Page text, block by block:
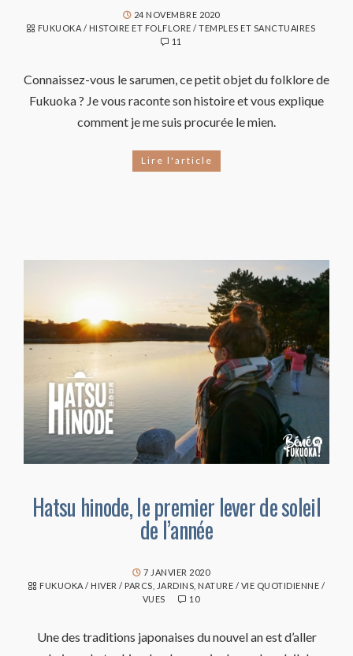
24 NOVEMBRE 2020
FUKUOKA / HISTOIRE ET FOLFLORE /TEMPLES ET SANCTUAIRES
11
Connaissez-vous le sarumen, ce petit objet du folklore de
Fukuoka ? Je vous raconte son histoire et vous explique
comment je me suis procurée le mien.
Lire l'article
Hatsu hinode, le premier lever de soleil
de l’année
7 JANVIER 2020
FUKUOKA / HIVER / PARCS, JARDINS, NATURE / VIE QUOTIDIENNE /
VUES
10
Une des traditions japonaises du nouvel an est d’aller